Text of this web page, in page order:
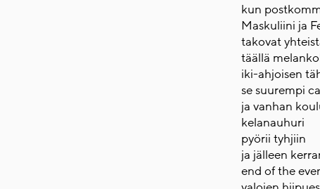
kun
Maskuliini ja
takovat
täällä
iki-ahjoisen
se suurempi
ja vanhan
kelanauhuri
pyörii tyhjiin
ja jälleen
end of the